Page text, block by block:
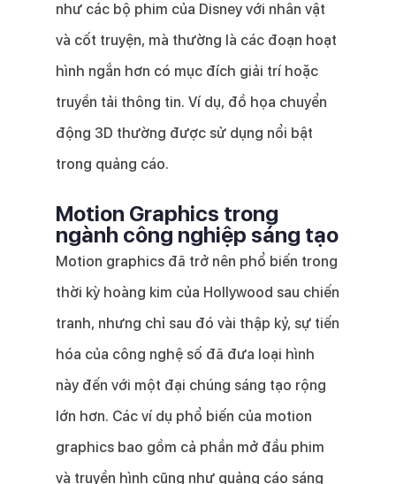
như các bộ phim của Disney với nhân vật
và cốt truyện, mà thường là các đoạn hoạt
hình ngắn hơn có mục đích giải trí hoặc
truyền tải thông tin. Ví dụ, đồ họa chuyển
động 3D thường được sử dụng nổi bật
trong quảng cáo.
Motion Graphics trong
ngành công nghiệp sáng tạo
Motion graphics đã trở nên phổ biến trong
thời kỳ hoàng kim của Hollywood sau chiến
tranh, nhưng chỉ sau đó vài thập kỷ, sự tiến
hóa của công nghệ số đã đưa loại hình
này đến với một đại chúng sáng tạo rộng
lớn hơn. Các ví dụ phổ biến của motion
graphics bao gồm cả phần mở đầu phim
và truyền hình cũng như quảng cáo sáng